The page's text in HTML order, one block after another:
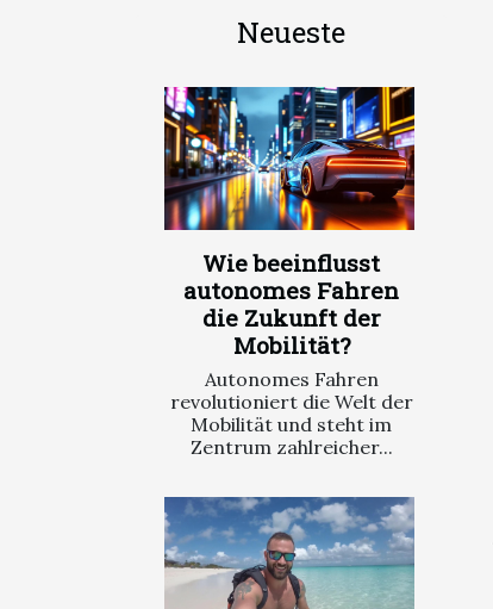
Neueste
Wie beeinflusst
autonomes Fahren
die Zukunft der
Mobilität?
Autonomes Fahren
revolutioniert die Welt der
Mobilität und steht im
Zentrum zahlreicher...